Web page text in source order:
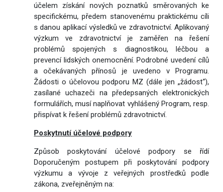
účelem získání nových poznatků směrovaných ke
specifickému, předem stanovenému praktickému cíli
s danou aplikací výsledků ve zdravotnictví. Aplikovaný
výzkum ve zdravotnictví je zaměřen na řešení
problémů spojených s diagnostikou, léčbou a
prevencí lidských onemocnění. Podrobné uvedení cílů
a očekávaných přínosů je uvedeno v Programu.
Žádosti o účelovou podporu MZ (dále jen „žádost“),
zasílané uchazeči na předepsaných elektronických
formulářích, musí naplňovat vyhlášený Program, resp.
přispívat k řešení problémů zdravotnictví.
Poskytnutí účelové podpory
Způsob poskytování účelové podpory se řídí
Doporučeným postupem při poskytování podpory
výzkumu a vývoje z veřejných prostředků podle
zákona, zveřejněným na: